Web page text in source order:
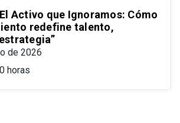
Activo que Ignoramos: Cómo
redefine talento,
de 2026
horas